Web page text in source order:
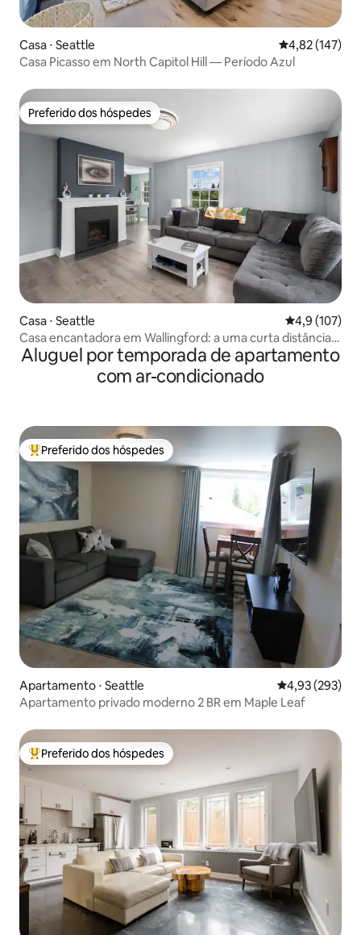
Casa ⋅ Seattle 4,82 de uma
4,82 (147)
Casa Picasso em North Capitol Hill — Período Azul
Preferido dos hóspedes
Preferido dos hóspedes
Casa ⋅ Seattle 4,9 de uma
4,9 (107)
Casa encantadora em Wallingford: a uma curta distância a
pé da UW!
Aluguel por temporada de apartamento
com ar-condicionado
Entre os melhores preferidos dos hóspedes
Preferido dos hóspedes
Apartamento ⋅ Seattle 4,93 de uma
4,93 (293)
Apartamento privado moderno 2 BR em Maple Leaf
Entre os melhores preferidos dos hóspedes
Preferido dos hóspedes